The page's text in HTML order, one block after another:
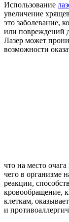
Использование
увеличение
это заболевание,
или повреждений
Лазер может
возможности
что на место очага
чего в организме
реакции,
кровообращение,
клеткам,
и